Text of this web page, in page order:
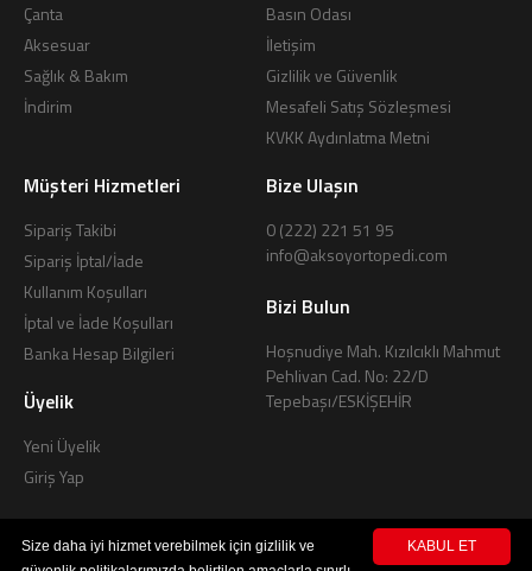
Çanta
Aksesuar
Sağlık & Bakım
İndirim
Basın Odası
İletişim
Gizlilik ve Güvenlik
Mesafeli Satış Sözleşmesi
KVKK Aydınlatma Metni
Müşteri Hizmetleri
Sipariş Takibi
Sipariş İptal/İade
Kullanım Koşulları
İptal ve İade Koşulları
Banka Hesap Bilgileri
Üyelik
Yeni Üyelik
Giriş Yap
Bize Ulaşın
0 (222) 221 51 95
info@aksoyortopedi.com
Bizi Bulun
Hoşnudiye Mah. Kızılcıklı Mahmut
Pehlivan Cad. No: 22/D
Tepebaşı/ESKİŞEHİR
KABUL ET
Size daha iyi hizmet verebilmek için gizlilik ve